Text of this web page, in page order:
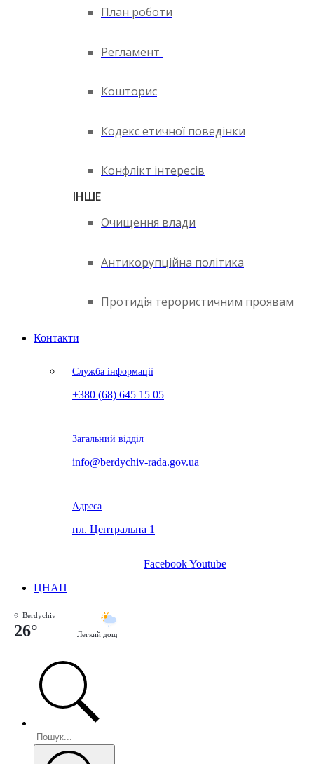
План роботи
Регламент
Кошторис
Кодекс етичної поведінки
Конфлікт інтересів
ІНШЕ
Очищення влади
Антикорупційна політика
Протидія терористичним проявам
Контакти
Служба інформації
+380 (68) 645 15 05
Загальний відділ
info@berdychiv-rada.gov.ua
Адреса
пл. Центральна 1
FacebookYoutube
ЦНАП
Berdychiv
26° Легкий дощ